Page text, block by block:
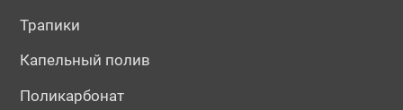
Трапики
Капельный полив
Поликарбонат